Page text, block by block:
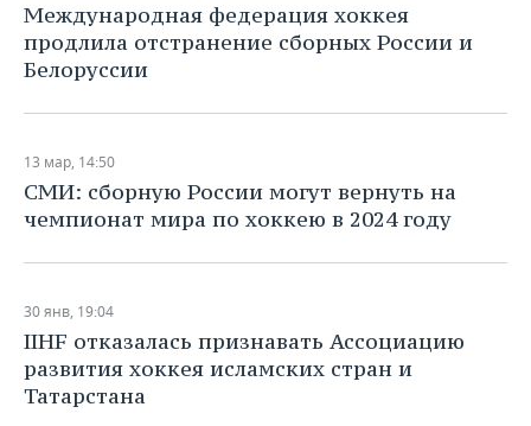
ТЕЛЕКОММУНИКАЦИИ
БИЗНЕС-БРАНЧИ
ONLINE-КОНФЕРЕНЦИИ
ФУТБОЛ
ХОККЕЙ
ВОЛЕЙБОЛ
КИБЕРСПОРТ
ВОДНЫЕ ВИДЫ СПОРТА
ХОККЕЙ С МЯЧОМ
НОВОСТИ ОБЩЕСТВА
ВЛАСТЬ
ИСТОРИЯ
КУЛЬТУРА
ОБРАЗОВАНИЕ
ПРОИСШЕСТВИЯ
ФОТОГАЛЕРЕЯ
СЮЖЕТЫ
СПИСОК ПЕРСОН
СПИСОК КОМПАНИЙ
ПОЛНАЯ ВЕРСИЯ
Международная федерация хоккея
продлила отстранение сборных России и
Белоруссии
13 мар, 14:50
СМИ: сборную России могут вернуть на
чемпионат мира по хоккею в 2024 году
30 янв, 19:04
IIHF отказалась признавать Ассоциацию
развития хоккея исламских стран и
Татарстана